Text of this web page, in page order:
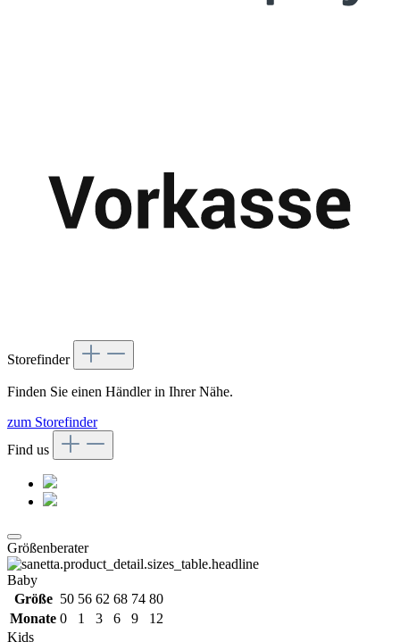
Storefinder
Finden Sie einen Händler in Ihrer Nähe.
zum Storefinder
Find us
Größenberater
Baby
Größe 50 56 62 68 74 80
Monate 0 1 3 6 9
12
Kids